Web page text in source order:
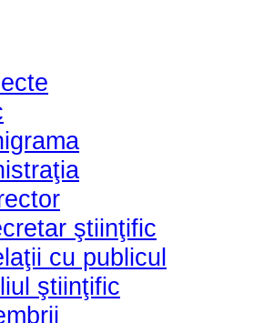
ştiinţific
cu publicul
ştiinţific